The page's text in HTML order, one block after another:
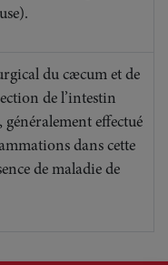
du cæcum et de
de l’intestin
généralement effectué
dans cette
de maladie de